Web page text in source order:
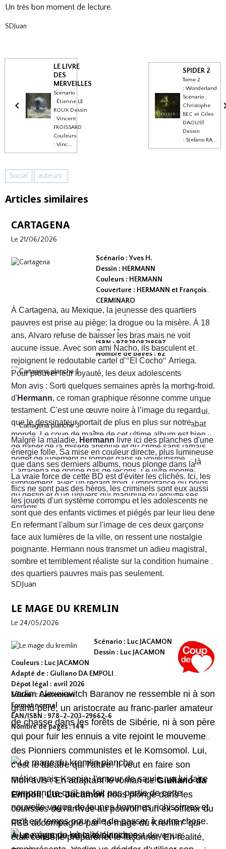
Un très bon moment de lecture.
SDJuan
LE LIVRE
DES
MERVEILLES
Scénario
: Étienne LE
ROUX Dessin
: Vincent
FROISSARD
Couleurs
: Vinc...
SPIDER 2
Tome 2
: Wonderland
Scénario :
Christophe
BEC et Giles
DAOUST
Dessin
: Stefano RA...
Social auteurs.
Articles similaires
CARTAGENA
Le 21/06/2026
Scénario : Yves H.
Dessin : HERMANN
Couleurs : HERMANN
Couverture : HERMANN et François
CERMINARO
Dépot légal : avril 2026
Editeur :
Grand format
ISBN : 9782808218597
Nombre de pages : 62
À Cartagena, au Mexique, la jeunesse des quartiers
pauvres est prise au piège: la drogue ou la misère. À 18
ans, Alvaro refuse de baisser les bras mais ne voit
aucune issue. Avec son ami Nacho, ils basculent et
rejoignent le redoutable cartel d’"El Cocho" Arriega.
Pour prouver leur loyauté, les deux adolescents
reçoivent l'ordre d'exécuter des prisonniers de sang-froid.
Alvaro hésite, tremble mais en proie à une peur panique
finit par obéir. Cela provoque aussitôt un déclic chez lui.
Dans un sursaut de survie, il retourne son arme et abat
l’un des chefs du gang local qui n’est autre que le neveu
d’Arriega. Devenus des hommes à abattre, Alvaro et
Nacho s'enfuient vers la frontière américaine. C’est là
qu’ils vont croiser, Félix Garzon, un flic quadragénaire
fatigué qui les regarde courir…
Mon avis : Sorti quelques semaines après la mort
d'Hermann, ce roman graphique résonne comme un
testament. C'est une œuvre noire à l’image du regard
que le dessinateur portait de plus en plus sur notre
monde. Le coup de maître de cet ultime album est bien
de parler de la misère absolue et du crime sans jamais
porter de jugement ni tomber dans le voyeurisme.
Cartagena ne donne pas de leçons. Le livre montre
simplement, avec un regard froid, l’importance du poids
du destin et d'un univers qui manipule ou étouffe ses
enfants.
Malgré la maladie, Hermann livre ici des planches d'une
énergie folle. Sa mise en couleur directe, plus lumineuse
que dans ses derniers albums, nous plonge dans la
poussière et la sueur comme lui seul savait les
transmettre. On y retrouve ses fameux visages fatigués
aux mâchoires carrées portant en eux toute la détresse
ou la noirceur du monde. Le scénario d' Yves H. est d'une
fluidité exemplaire. On est emporté dans une aventure
mêlant road trip étouffant, récit existentiel et course
contre la montre où chaque case souligne l'urgence de
survivre.
La vraie force de cette BD est d'éviter les clichés. Ici, les
flics ne sont pas des héros, les criminels sont eux aussi
les jouets d'un système corrompu et les adolescents ne
sont que des enfants victimes et piégés par leur lieu de
naissance.
En refermant l'album sur l'image de ces deux garçons
face aux lumières de la ville, on ressent une nostalgie
poignante. Hermann nous transmet un adieu magistral,
sombre et terriblement réaliste sur la condition humaine
des quartiers pauvres mais pas seulement.
SDJuan
LE MAGE DU KREMLIN
Le 24/05/2026
Scénario : Luc JACAMON
Dessin : Luc JACAMON
Couleurs : Luc JACAMON
Adapté de : Giuliano DA EMPOLI
Dépot légal : avril 2026
Editeur : Casterman
Format normal
EAN/ISBN : 978-2-203-29662-6
Nombre de pages : 144
Vadim Alexeievitch Baranov ne ressemble ni à son
grand-père, un aristocrate au franc-parler amateur
de chasse dans les forêts de Sibérie, ni à son père
qui pour fuir les ennuis a vite rejoint le mouvement
des Pionniers communistes et le Komsomol. Lui,
c'est le théâtre qui l’attire. Il veut en faire son
métier mais Ksenia, l'amour de sa vie, va lui faire
comprendre qu'il ne fait pas partie de cette
nouvelle vague de jeunes hommes richissimes et
qu'il est temps pour elle de passer à autre chose.
À une époque où la télévision est devenue
Mon avis : En adaptant le roman deGiuliano da
Empoli,Luc Jacamonnous plonge dans les
coulisses de l'arrivée au pouvoir d'un ex-officier du
FSB accompagné par "le mage du Kremlin" qui
était censé le préparer et le façonner. En réalité,